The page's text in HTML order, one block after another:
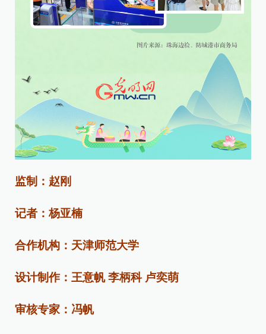
监制：赵刚
记者：杨亚楠
合作机构：天津师范大学
设计制作：王意帆 李柄科 卢奕萌
审核专家：冯帆